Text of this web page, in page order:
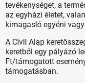
tevékenységet, a
az egyházi életet,
kimagasló egyéni
A Civil Alap
keretből egy pályázó
Ft/támogatott
támogatásban.